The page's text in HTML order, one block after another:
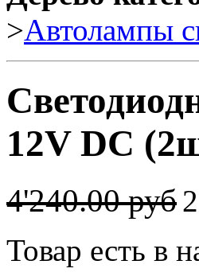
>Автолампы
12V DC
4'240.00 руб
Товар есть в